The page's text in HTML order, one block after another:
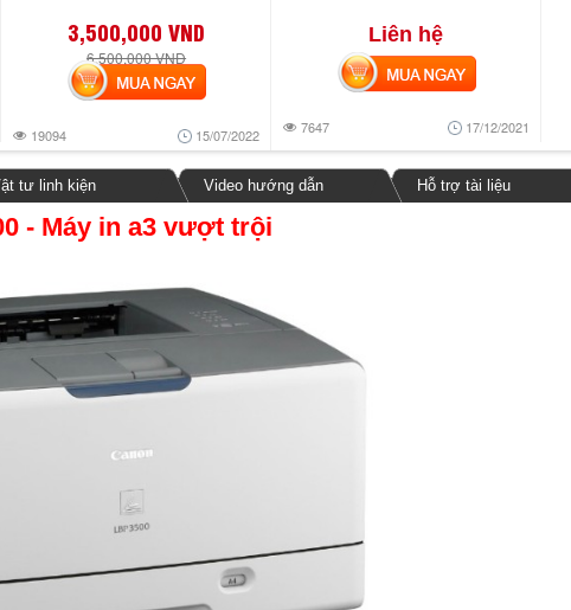
3,500,000 VND
6,500,000 VND
19094 15/07/2022
MUA NGAY
Liên hệ
7647 17/12/2021
MUA NGAY
tư linh kiện Video hướng dẫn Hỗ trợ tài liệu
- Máy in a3 vượt trội